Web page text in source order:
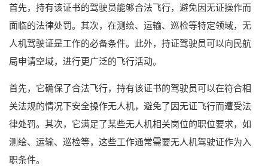
首先，持有该证书的驾驶员能够合法飞行，避免因无证操作而
面临的法律处罚。其次，在测绘、运输、巡检等特定领域，无
人机驾驶证是工作的必备条件。此外，持证驾驶员可以向民航
局申请空域，进行更广泛的飞行活动。
首先，它确保了合法飞行，持有该证书的驾驶员可以在符合相
关法规的情况下安全操作无人机，避免了因无证飞行而遭受法
律处罚。其次，它满足了某些无人机相关岗位的职位要求，如
测绘、运输、巡检等，这些工作通常需要无人机驾驶证作为入
职条件。